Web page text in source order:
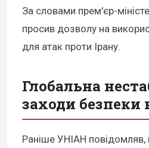
За словами прем'єр-
просив дозволу на
для атак проти Ірану.
Глобальна
заходи безпеки
Раніше УНІАН повідомляв,